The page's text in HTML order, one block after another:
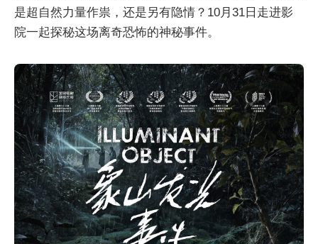
是超自然力量作祟，还是另有隐情？10月31日走进影
院一起探秘这场离奇恐怖的神秘事件。